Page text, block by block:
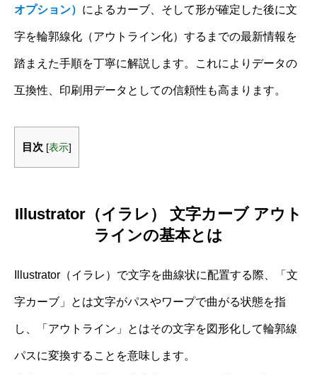
オプション） によるカーブ、そして形が確定した後に文
字を輪郭線化（アウトライン化）するまでの最新情報を
踏まえた手順を丁寧に解説します。これによりデータの
互換性、印刷用データとしての信頼性も高まります。
目次 [表示]
Illustrator（イラレ） 文字カーブ アウト
ラインの基本とは
Illustrator（イラレ）で文字を曲線状に配置する際、「文
字カーブ」とは文字がパスやワープで曲がる状態を指
し、「アウトライン」とはその文字を図形化して輪郭線
パスに変換することを意味します。